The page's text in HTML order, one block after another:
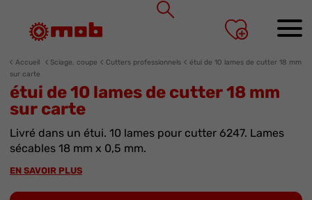
Accueil Sciage, coupe Cutters professionnels
étui de 10 lames de cutter 18 mm
sur carte
étui de 10 lames de cutter 18 mm
sur carte
Livré dans un étui. 10 lames pour cutter 6247. Lames
sécables 18 mm x 0,5 mm.
EN SAVOIR PLUS